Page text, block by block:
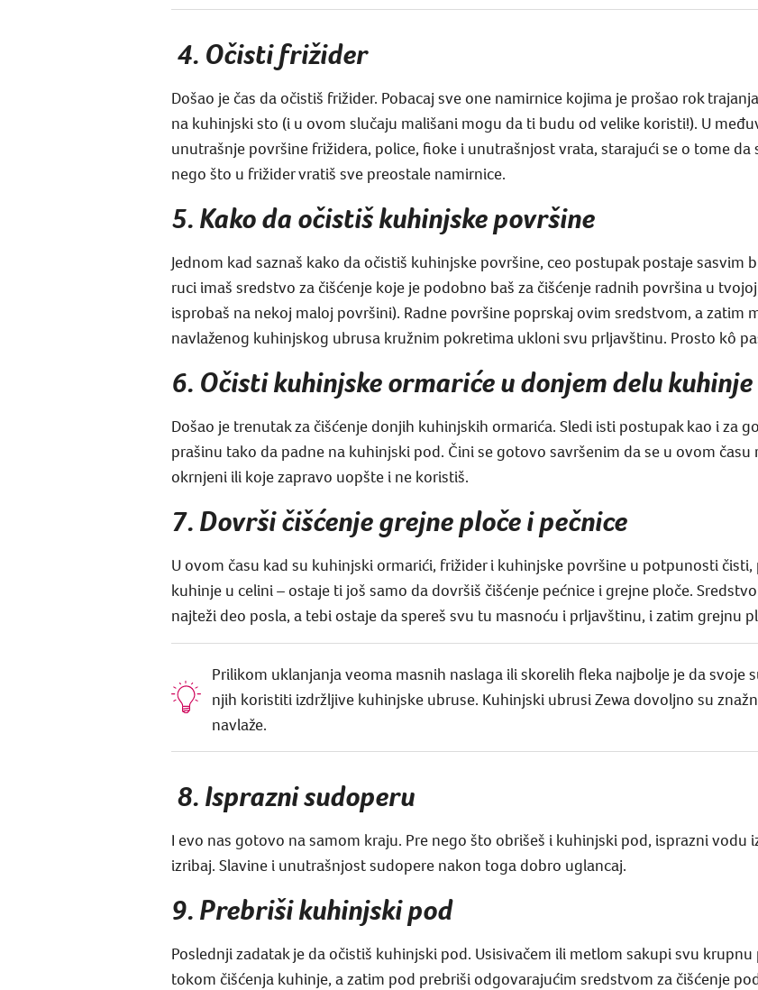
4. Očisti frižider
Došao je čas da očistiš frižider. Pobacaj sve one namirnice kojima je prošao rok
na kuhinjski sto (i u ovom slučaju mališani mogu da ti budu od velike koristi!). U
unutrašnje površine frižidera, police, fioke i unutrašnjost vrata, starajući se o tome
nego što u frižider vratiš sve preostale namirnice.
5. Kako da očistiš kuhinjske površine
Jednom kad saznaš kako da očistiš kuhinjske površine, ceo postupak postaje sasvim
ruci imaš sredstvo za čišćenje koje je podobno baš za čišćenje radnih površina u
isprobaš na nekoj maloj površini). Radne površine poprskaj ovim sredstvom, a zatim
navlaženog kuhinjskog ubrusa kružnim pokretima ukloni svu prljavštinu. Prosto kô
6. Očisti kuhinjske ormariće u donjem delu kuhinje
Došao je trenutak za čišćenje donjih kuhinjskih ormarića. Sledi isti postupak kao i za
prašinu tako da padne na kuhinjski pod. Čini se gotovo savršenim da se u ovom
okrnjeni ili koje zapravo uopšte i ne koristiš.
7. Dovrši čišćenje grejne ploče i pečnice
U ovom času kad su kuhinjski ormarići, frižider i kuhinjske površine u potpunosti
kuhinje u celini – ostaje ti još samo da dovršiš čišćenje pećnice i grejne ploče.
najteži deo posla, a tebi ostaje da spereš svu tu masnoću i prljavštinu, i zatim grejnu
Prilikom uklanjanja veoma masnih naslaga ili skorelih fleka najbolje je da svoje
njih koristiti izdržljive kuhinjske ubruse. Kuhinjski ubrusi Zewa dovoljno su
navlaže.
8. Isprazni sudoperu
I evo nas gotovo na samom kraju. Pre nego što obrišeš i kuhinjski pod, isprazni vodu
izribaj. Slavine i unutrašnjost sudopere nakon toga dobro uglancaj.
9. Prebriši kuhinjski pod
Poslednji zadatak je da očistiš kuhinjski pod. Usisivačem ili metlom sakupi svu
tokom čišćenja kuhinje, a zatim pod prebriši odgovarajućim sredstvom za čišćenje